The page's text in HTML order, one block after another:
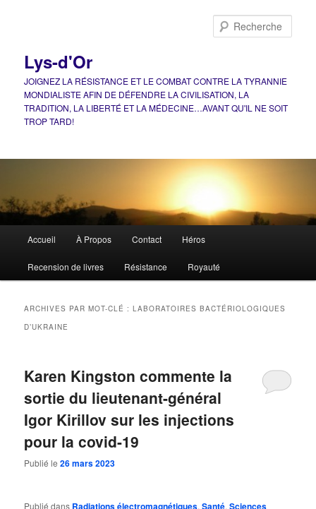
Lys-d'Or
JOIGNEZ LA RÉSISTANCE ET LE COMBAT CONTRE LA TYRANNIE
MONDIALISTE AFIN DE DÉFENDRE LA CIVILISATION, LA
TRADITION, LA LIBERTÉ ET LA MÉDECINE…AVANT QU'IL NE SOIT
TROP TARD!
principal
Accueil À Propos Contact Héros
Recension de livres Résistance Royauté
ARCHIVES PAR MOT-CLÉ :LABORATOIRES BACTÉRIOLOGIQUES
D’UKRAINE
Karen Kingston commente la
sortie du lieutenant-général
Igor Kirillov sur les injections
pour la covid-19
Publié le26 mars 2023
Publié dans Radiations électromagnétiques,Santé,Sciences